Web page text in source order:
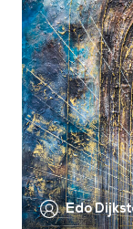
Edo